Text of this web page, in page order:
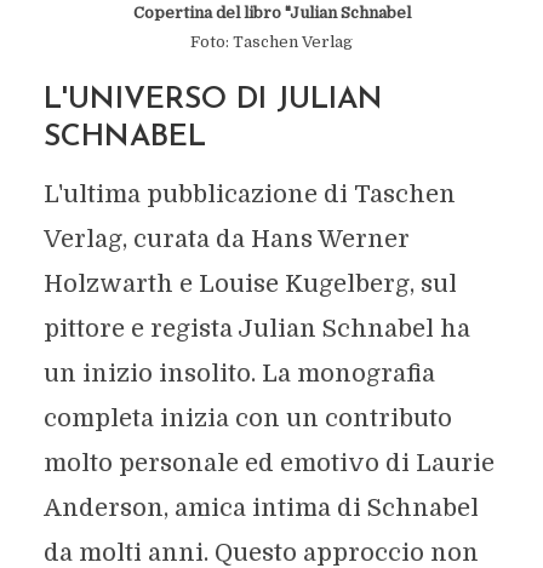
Copertina del libro "Julian Schnabel
Foto: Taschen Verlag
L'UNIVERSO DI JULIAN
SCHNABEL
L'ultima pubblicazione di Taschen
Verlag, curata da Hans Werner
Holzwarth e Louise Kugelberg, sul
pittore e regista Julian Schnabel ha
un inizio insolito. La monografia
completa inizia con un contributo
molto personale ed emotivo di Laurie
Anderson, amica intima di Schnabel
da molti anni. Questo approccio non